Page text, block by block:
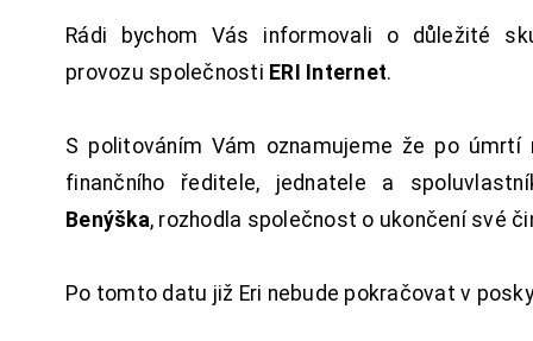
Rádi bychom Vás informovali o důležité
provozu společnosti ERI Internet.
S politováním Vám oznamujeme že po úmrtí
finančního ředitele, jednatele a
Benýška, rozhodla společnost o ukončení své
Po tomto datu již Eri nebude pokračovat v